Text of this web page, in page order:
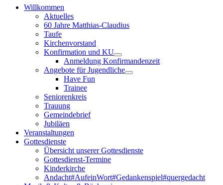
Willkommen
Aktuelles
60 Jahre Matthias-Claudius
Taufe
Kirchenvorstand
Konfirmation und KU
Anmeldung Konfirmandenzeit
Angebote für Jugendliche
Have Fun
Trainee
Seniorenkreis
Trauung
Gemeindebrief
Jubiläen
Veranstaltungen
Gottesdienste
Übersicht unserer Gottesdienste
Gottesdienst-Termine
Kinderkirche
Andacht#AufeinWort#Gedankenspiel#quergedacht